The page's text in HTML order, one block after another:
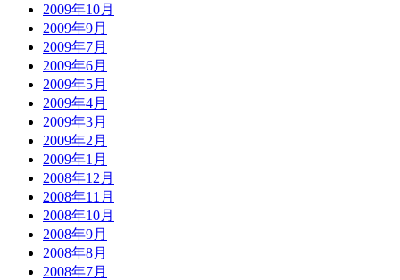
2009年10月
2009年9月
2009年7月
2009年6月
2009年5月
2009年4月
2009年3月
2009年2月
2009年1月
2008年12月
2008年11月
2008年10月
2008年9月
2008年8月
2008年7月